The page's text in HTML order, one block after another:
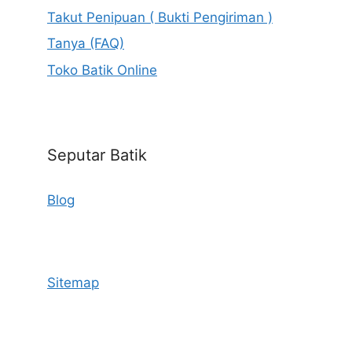
Takut Penipuan ( Bukti Pengiriman )
Tanya (FAQ)
Toko Batik Online
Seputar Batik
Blog
Sitemap